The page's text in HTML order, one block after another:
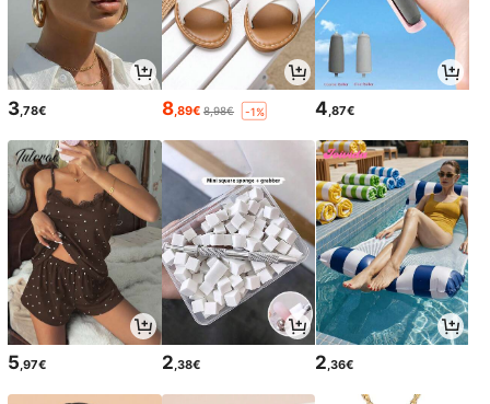
3 ,78€ 8,89€ 8,98€ -1% 4 ,87€
5,97€ 2,38€ 2,36€